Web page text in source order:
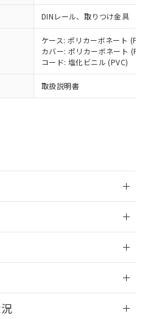
DINレール、取りつけ金具
ケース: ポリカーボネート (PC)
カバー: ポリカーボネート (PC)
コード: 塩化ビニル (PVC)
取扱説明書
ブサイト上で当社にご
同利用者が、当社の製
関するお客様との取
な範囲で利用すること
用者とは、"個人情報
して"
の「1.共同利
ウンロード
をダウンロードするこ
質）の非含有証明書
書（当社基準）
混在することから備考
おりました。
への在庫切替を完了
段のことがない限
り割愛しておりま
キャンセル